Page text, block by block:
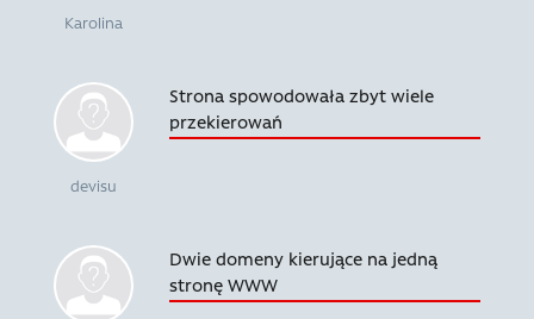
Karolina
devisu
Strona spowodowała zbyt wiele
przekierowań
Dwie domeny kierujące na jedną
stronę WWW